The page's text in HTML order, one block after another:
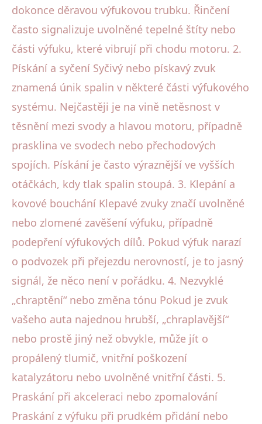
dokonce děravou výfukovou trubku. Řinčení
často signalizuje uvolněné tepelné štíty nebo
části výfuku, které vibrují při chodu motoru. 2.
Pískání a syčení Syčivý nebo pískavý zvuk
znamená únik spalin v některé části výfukového
systému. Nejčastěji je na vině netěsnost v
těsnění mezi svody a hlavou motoru, případně
prasklina ve svodech nebo přechodových
spojích. Pískání je často výraznější ve vyšších
otáčkách, kdy tlak spalin stoupá. 3. Klepání a
kovové bouchání Klepavé zvuky značí uvolněné
nebo zlomené zavěšení výfuku, případně
podepření výfukových dílů. Pokud výfuk narazí
o podvozek při přejezdu nerovností, je to jasný
signál, že něco není v pořádku. 4. Nezvyklé
„chraptění“ nebo změna tónu Pokud je zvuk
vašeho auta najednou hrubší, „chraplavější“
nebo prostě jiný než obvykle, může jít o
propálený tlumič, vnitřní poškození
katalyzátoru nebo uvolněné vnitřní části. 5.
Praskání při akceleraci nebo zpomalování
Praskání z výfuku při prudkém přidání nebo